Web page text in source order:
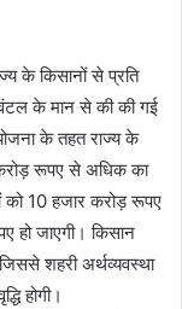
के किसानों से प्रति
के मान से की की गई
के तहत राज्य के
रूपए से अधिक का
को 10 हजार करोड़ रूपए
हो जाएगी। किसान
शहरी अर्थव्यवस्था
होगी।